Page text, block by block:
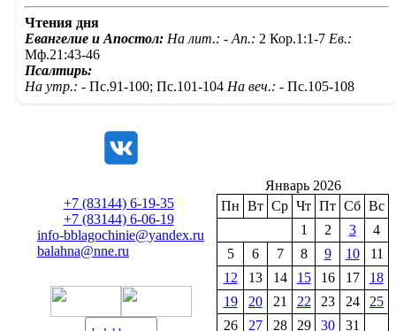
Чтения дня
Евангелие и Апостол: На лит.: - Ап.: 2 Кор.1:1-7 Ев.:
Мф.21:43-46
Псалтирь:
На утр.: - Пс.91-100; Пс.101-104 На веч.: - Пс.105-108
+7 (83144) 6-19-35
+7 (83144) 6-06-19
info-bblagochinie@yandex.ru
balahna@nne.ru
Январь 2026
Пн Вт Ср Чт Пт Сб Вс
1
2 3
4
5
6 7 8 9 10
11
12
13 14 15 16 17
18
19
20 21 22 23 24
25
26
27 28 29 30 31